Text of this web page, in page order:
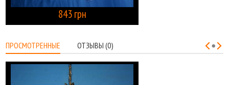
843 грн
ПРОСМОТРЕННЫЕ ОТЗЫВЫ (0)